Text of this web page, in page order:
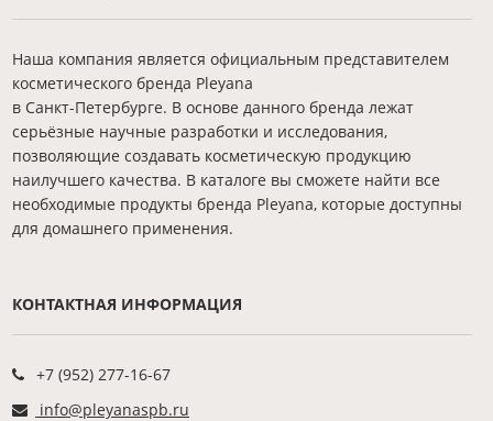
Наша компания является официальным представителем
косметического бренда Pleyana
в Санкт-Петербурге. В основе данного бренда лежат
серьёзные научные разработки и исследования,
позволяющие создавать косметическую продукцию
наилучшего качества. В каталоге вы сможете найти все
необходимые продукты бренда Pleyana, которые доступны
для домашнего применения.
КОНТАКТНАЯ ИНФОРМАЦИЯ
+7 (952) 277-16-67
info@pleyanaspb.ru